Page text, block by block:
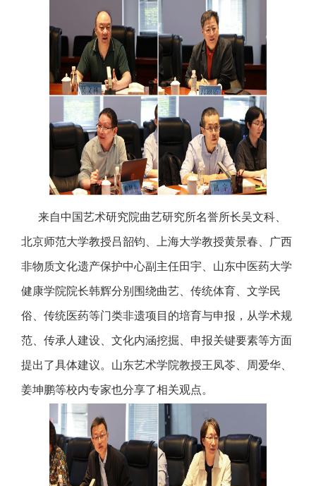
来自中国艺术研究院曲艺研究所名誉所长吴文科、
北京师范大学教授吕韶钧、上海大学教授黄景春、广西
非物质文化遗产保护中心副主任田宇、山东中医药大学
健康学院院长韩辉分别围绕曲艺、传统体育、文学民
俗、传统医药等门类非遗项目的培育与申报，从学术规
范、传承人建设、文化内涵挖掘、申报关键要素等方面
提出了具体建议。山东艺术学院教授王凤苓、周爱华、
姜坤鹏等校内专家也分享了相关观点。